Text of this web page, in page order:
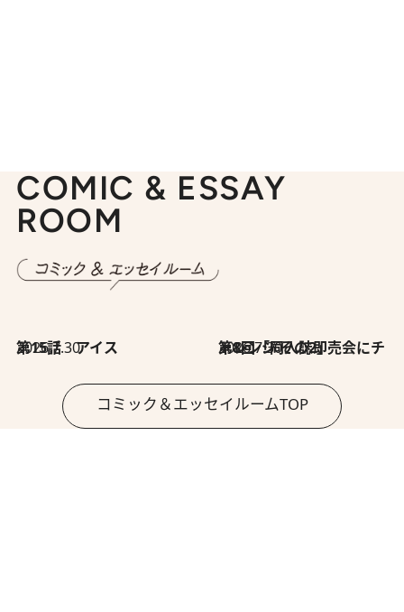
COMIC & ESSAY
ROOM
2026.7.30
第15話 アイス 2026.7.30
第8回「同人誌即売会にチャレンジ その2」
コミック＆エッセイルームTOP